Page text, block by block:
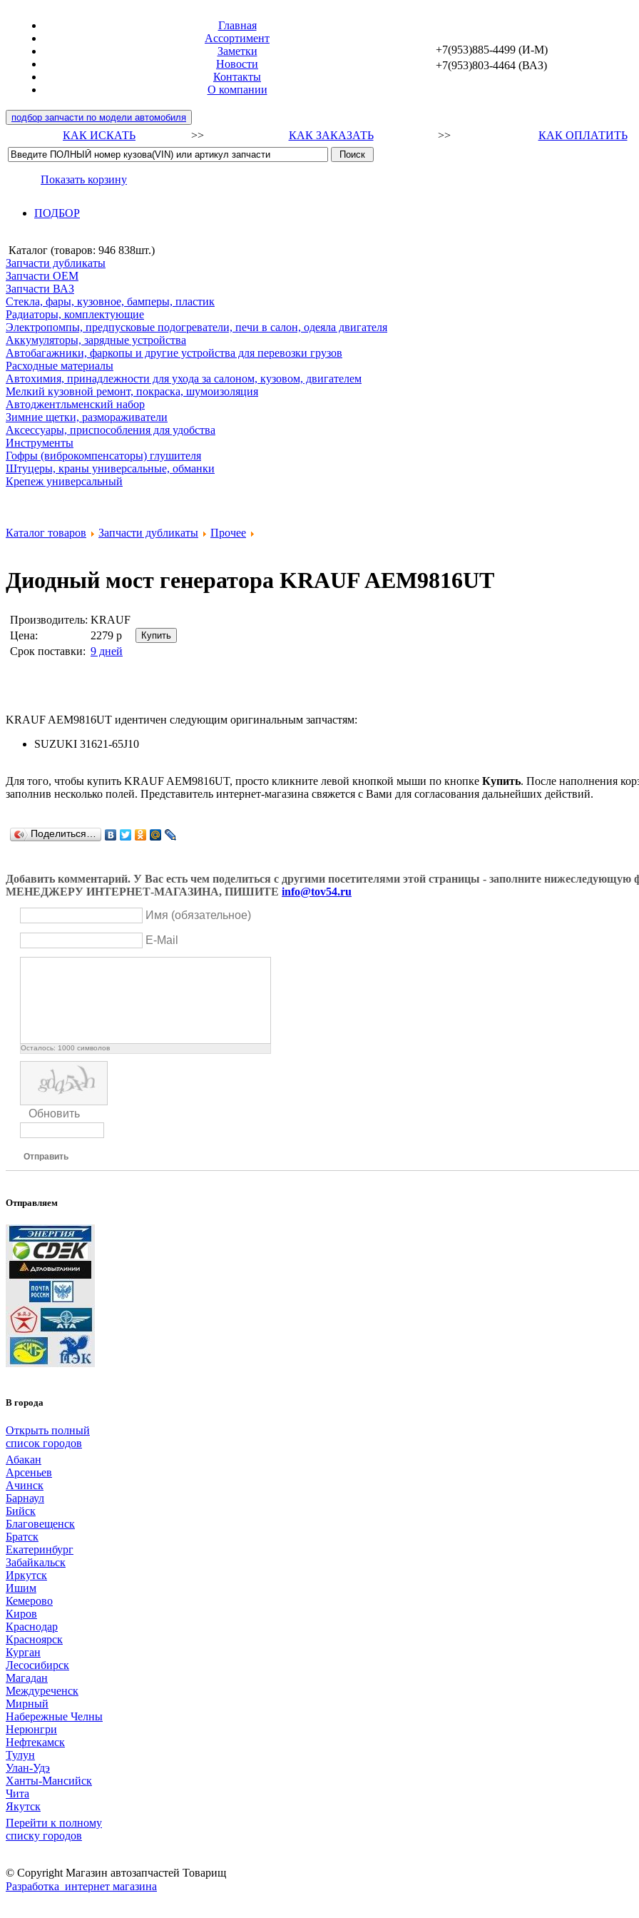
Главная
Ассортимент
Заметки
Новости
Контакты
О компании
+7(953)885-4499 (И-М)
+7(953)803-4464 (ВАЗ)
подбор запчасти по модели автомобиля
КАК ИСКАТЬ >> КАК ЗАКАЗАТЬ >> КАК ОПЛАТИТЬ
Показать корзину
ПОДБОР
Каталог (товаров: 946 838шт.)
Запчасти дубликаты
Запчасти ОЕМ
Запчасти ВАЗ
Стекла, фары, кузовное, бамперы, пластик
Радиаторы, комплектующие
Электропомпы, предпусковые подогреватели, печи в салон, одеяла двигателя
Аккумуляторы, зарядные устройства
Автобагажники, фаркопы и другие устройства для перевозки грузов
Расходные материалы
Автохимия, принадлежности для ухода за салоном, кузовом, двигателем
Мелкий кузовной ремонт, покраска, шумоизоляция
Автоджентльменский набор
Зимние щетки, размораживатели
Аксессуары, приспособления для удобства
Инструменты
Гофры (виброкомпенсаторы) глушителя
Штуцеры, краны универсальные, обманки
Крепеж универсальный
Каталог товаров Запчасти дубликаты Прочее
Диодный мост генератора KRAUF AEM9816UT
Производитель: KRAUF
Цена:
2279 р
Срок поставки: 9 дней
KRAUF AEM9816UT идентичен следующим оригинальным запчастям:
SUZUKI 31621-65J10
Для того, чтобы купить KRAUF AEM9816UT, просто кликните левой кнопкой мыши по кнопке Купить. После наполнения
заполнив несколько полей. Представитель интернет-магазина свяжется с Вами для согласования дальнейших действий.
Поделиться…
Добавить комментарий. У Вас есть чем поделиться с другими посетителями этой страницы - заполните
МЕНЕДЖЕРУ ИНТЕРНЕТ-МАГАЗИНА, ПИШИТЕ info@tov54.ru
Имя (обязательное)
E-Mail
Осталось: 1000 символов
Обновить
Отправить
Отправляем
В города
Открыть полный
список городов
Абакан
Арсеньев
Ачинск
Барнаул
Бийск
Благовещенск
Братск
Екатеринбург
Забайкальск
Иркутск
Ишим
Кемерово
Киров
Краснодар
Красноярск
Курган
Лесосибирск
Магадан
Междуреченск
Мирный
Набережные Челны
Нерюнгри
Нефтекамск
Тулун
Улан-Удэ
Ханты-Мансийск
Чита
Якутск
Перейти к полному
списку городов
© Copyright Магазин автозапчастей Товарищ
Разработка интернет магазина